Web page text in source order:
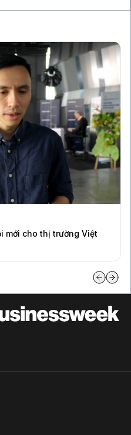
mới cho thị trường Việt